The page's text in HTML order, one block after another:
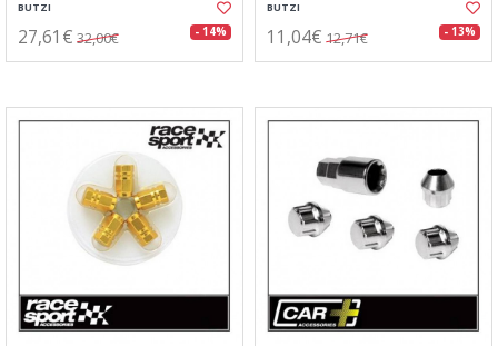
BUTZI
27,61€ 32,00€ - 14%
BUTZI
11,04€ 12,71€ - 13%